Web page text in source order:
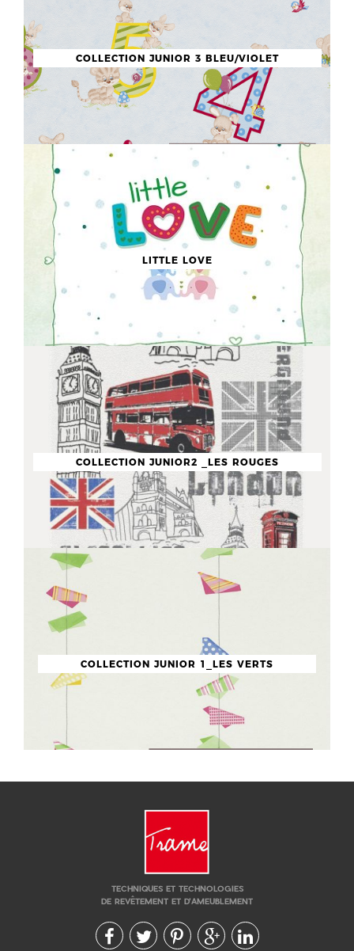
COLLECTION JUNIOR 3 BLEU/VIOLET
LITTLE LOVE
COLLECTION JUNIOR2 _LES ROUGES
COLLECTION JUNIOR 1_LES VERTS
TECHNIQUES ET TECHNOLOGIES
DE REVÊTEMENT ET D'AMEUBLEMENT